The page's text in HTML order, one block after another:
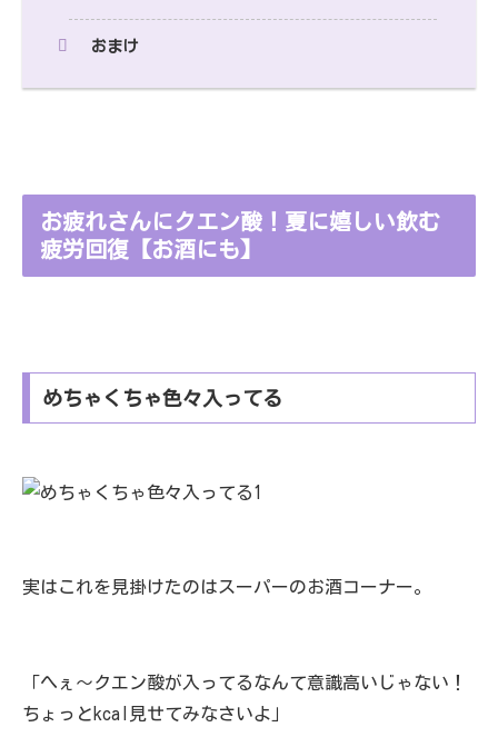
おまけ
お疲れさんにクエン酸！夏に嬉しい飲む
疲労回復【お酒にも】
めちゃくちゃ色々入ってる
実はこれを見掛けたのはスーパーのお酒コーナー。
「へぇ～クエン酸が入ってるなんて意識高いじゃない！
ちょっとkcal見せてみなさいよ」